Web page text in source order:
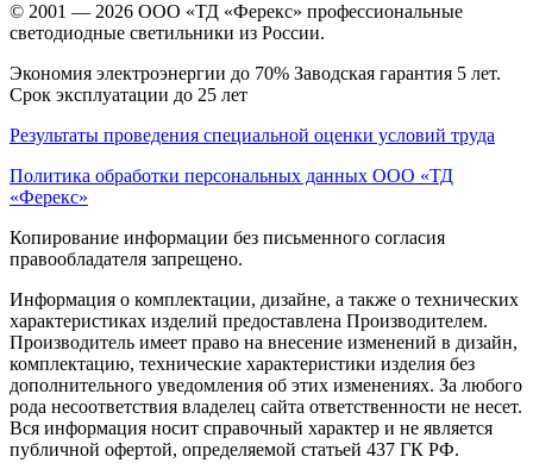
© 2001 — 2026 ООО «ТД «Ферекс» профессиональные
светодиодные светильники из России.
Экономия электроэнергии до 70% Заводская гарантия 5 лет.
Срок эксплуатации до 25 лет
Результаты проведения специальной оценки условий труда
Политика обработки персональных данных ООО «ТД
«Ферекс»
Копирование информации без письменного согласия
правообладателя запрещено.
Информация о комплектации, дизайне, а также о технических
характеристиках изделий предоставлена Производителем.
Производитель имеет право на внесение изменений в дизайн,
комплектацию, технические характеристики изделия без
дополнительного уведомления об этих изменениях. За любого
рода несоответствия владелец сайта ответственности не несет.
Вся информация носит справочный характер и не является
публичной офертой, определяемой статьей 437 ГК РФ.